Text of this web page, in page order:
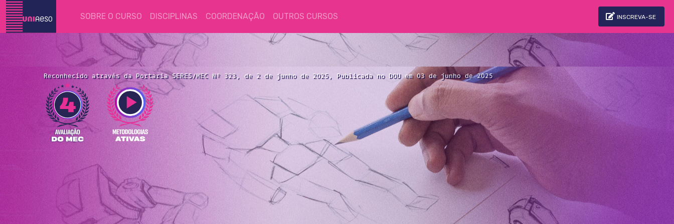
SOBRE O CURSO (current)
DISCIPLINAS COORDENAÇÃO OUTROS CURSOS INSCREVA-SE
Reconhecido através da Portaria SERES/MEC Nº 323, de 2 de junho de 2025, Publicada no DOU em 03 de junho de 2025